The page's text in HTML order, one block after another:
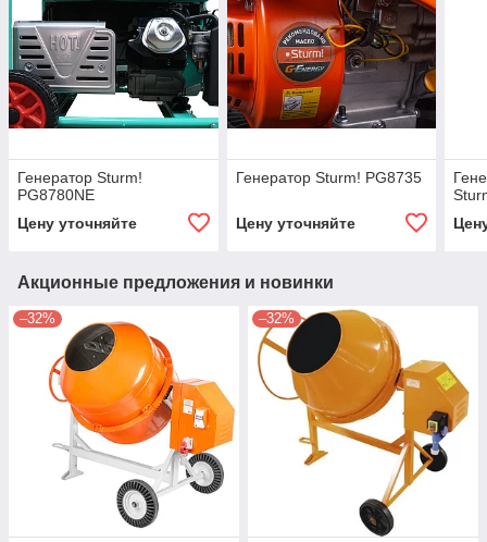
Генератор Sturm!
PG8780NE
Цену уточняйте
Генератор Sturm! PG8735
Цену уточняйте
Акционные предложения и новинки
–32% –32%